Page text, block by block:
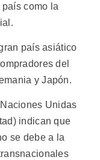
como la
país asiático
del
y Japón.
Unidas
indican que
se debe a la